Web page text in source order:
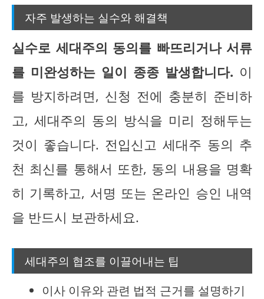
자주 발생하는 실수와 해결책
실수로 세대주의 동의를 빠뜨리거나 서류
를 미완성하는 일이 종종 발생합니다. 이
를 방지하려면, 신청 전에 충분히 준비하
고, 세대주의 동의 방식을 미리 정해두는
것이 좋습니다. 전입신고 세대주 동의 추
천 최신를 통해서 또한, 동의 내용을 명확
히 기록하고, 서명 또는 온라인 승인 내역
을 반드시 보관하세요.
세대주의 협조를 이끌어내는 팁
이사 이유와 관련 법적 근거를 설명하기